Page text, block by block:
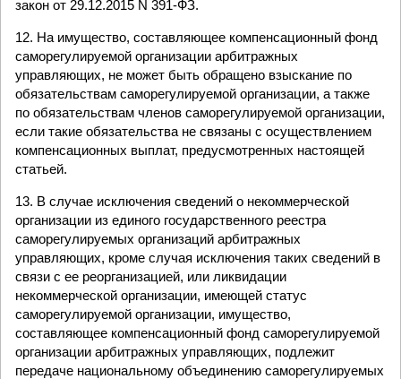
закон от 29.12.2015 N 391-ФЗ.
12. На имущество, составляющее компенсационный фонд
саморегулируемой организации арбитражных
управляющих, не может быть обращено взыскание по
обязательствам саморегулируемой организации, а также
по обязательствам членов саморегулируемой организации,
если такие обязательства не связаны с осуществлением
компенсационных выплат, предусмотренных настоящей
статьей.
13. В случае исключения сведений о некоммерческой
организации из единого государственного реестра
саморегулируемых организаций арбитражных
управляющих, кроме случая исключения таких сведений в
связи с ее реорганизацией, или ликвидации
некоммерческой организации, имеющей статус
саморегулируемой организации, имущество,
составляющее компенсационный фонд саморегулируемой
организации арбитражных управляющих, подлежит
передаче национальному объединению саморегулируемых